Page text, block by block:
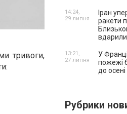
тривоги,
Іран
ракети
вдарили
14:24,
29 липня
У
пожежі
до осені
13:21,
27 липня
Рубрики